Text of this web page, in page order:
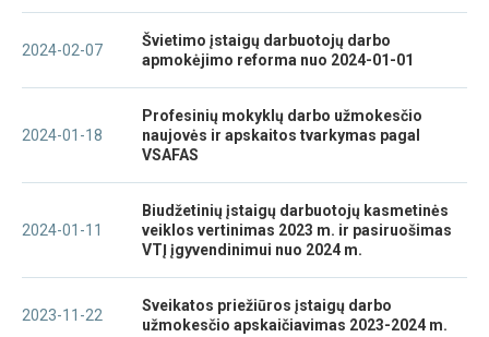
2024-02-07
Švietimo įstaigų darbuotojų darbo
apmokėjimo reforma nuo 2024-01-01
2024-01-18
Profesinių mokyklų darbo užmokesčio
naujovės ir apskaitos tvarkymas pagal
VSAFAS
2024-01-11
Biudžetinių įstaigų darbuotojų kasmetinės
veiklos vertinimas 2023 m. ir pasiruošimas
VTĮ įgyvendinimui nuo 2024 m.
2023-11-22
Sveikatos priežiūros įstaigų darbo
užmokesčio apskaičiavimas 2023-2024 m.